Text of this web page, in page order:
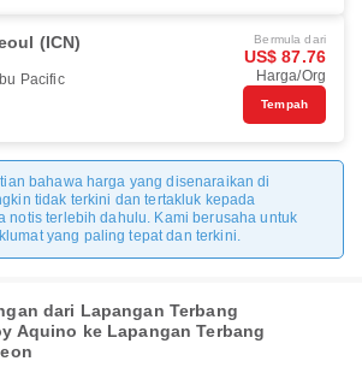
(ICN)
Pacific
Bermula dari
US$ 87.76
Harga/Org
Tempah
bahawa harga yang disenaraikan di
tidak terkini dan tertakluk kepada
notis terlebih dahulu. Kami berusaha untuk
yang paling tepat dan terkini.
dari Lapangan Terbang
Aquino ke Lapangan Terbang